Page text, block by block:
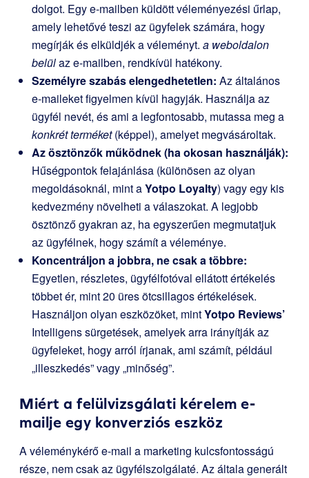
dolgot. Egy e-mailben küldött véleményezési űrlap,
amely lehetővé teszi az ügyfelek számára, hogy
megírják és elküldjék a véleményt. a weboldalon
belülaz e-mailben, rendkívül hatékony.
Személyre szabás elengedhetetlen: Az általános
e-maileket figyelmen kívül hagyják. Használja az
ügyfél nevét, és ami a legfontosabb, mutassa meg a
konkrét terméket(képpel), amelyet megvásároltak.
Az ösztönzők működnek (ha okosan használják):
Hűségpontok felajánlása (különösen az olyan
megoldásoknál, mint aYotpo Loyalty) vagy egy kis
kedvezmény növelheti a válaszokat. A legjobb
ösztönző gyakran az, ha egyszerűen megmutatjuk
az ügyfélnek, hogy számít a véleménye.
Koncentráljon a jobbra, ne csak a többre:
Egyetlen, részletes, ügyfélfotóval ellátott értékelés
többet ér, mint 20 üres ötcsillagos értékelések.
Használjon olyan eszközöket, mintYotpo Reviews’
Intelligens sürgetések, amelyek arra irányítják az
ügyfeleket, hogy arról írjanak, ami számít, például
„illeszkedés” vagy „minőség”.
Miért a felülvizsgálati kérelem e-
mailje egy konverziós eszköz
A véleménykérő e-mail a marketing kulcsfontosságú
része, nem csak az ügyfélszolgálaté. Az általa generált